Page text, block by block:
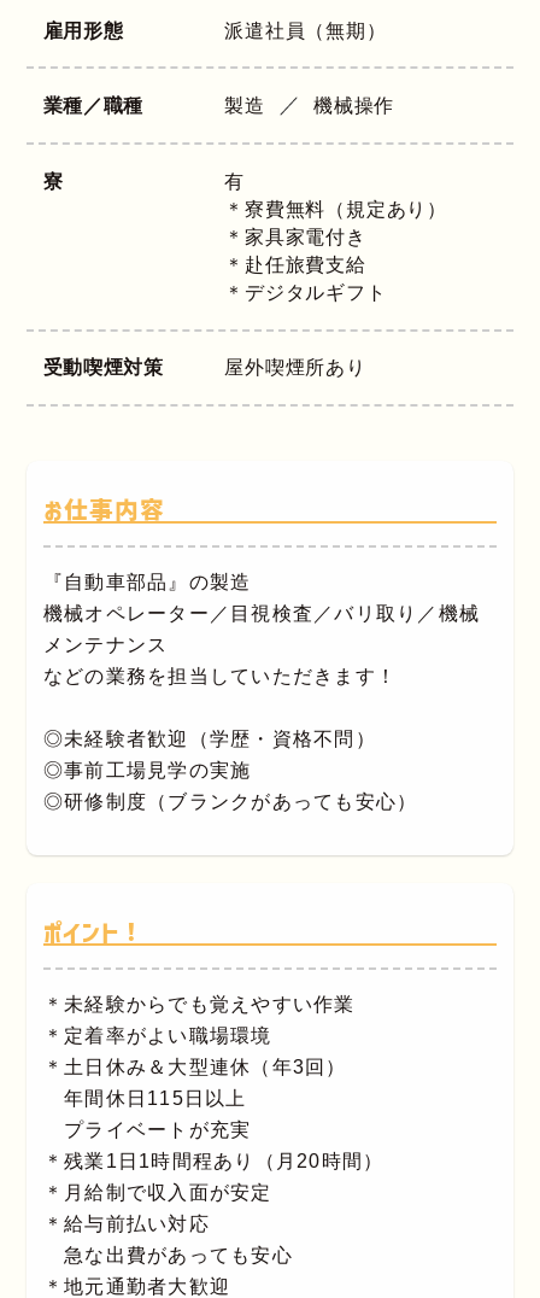
雇用形態 派遣社員（無期）
業種／職種 製造 機械操作
寮
有
＊寮費無料（規定あり）
＊家具家電付き
＊赴任旅費支給
＊デジタルギフト
受動喫煙対策 屋外喫煙所あり
お仕事内容
『自動車部品』の製造
機械オペレーター／目視検査／バリ取り／機械
メンテナンス
などの業務を担当していただきます！
◎未経験者歓迎（学歴・資格不問）
◎事前工場見学の実施
◎研修制度（ブランクがあっても安心）
ポイント！
＊未経験からでも覚えやすい作業
＊定着率がよい職場環境
＊土日休み＆大型連休（年3回）
年間休日115日以上
プライベートが充実
＊残業1日1時間程あり（月20時間）
＊月給制で収入面が安定
＊給与前払い対応
急な出費があっても安心
＊地元通勤者大歓迎